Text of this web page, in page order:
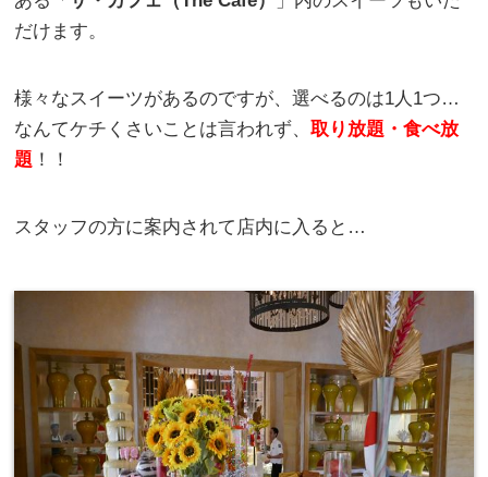
だけます。
様々なスイーツがあるのですが、選べるのは1人1つ…
なんてケチくさいことは言われず、取り放題・食べ放
題 ！！
スタッフの方に案内されて店内に入ると…